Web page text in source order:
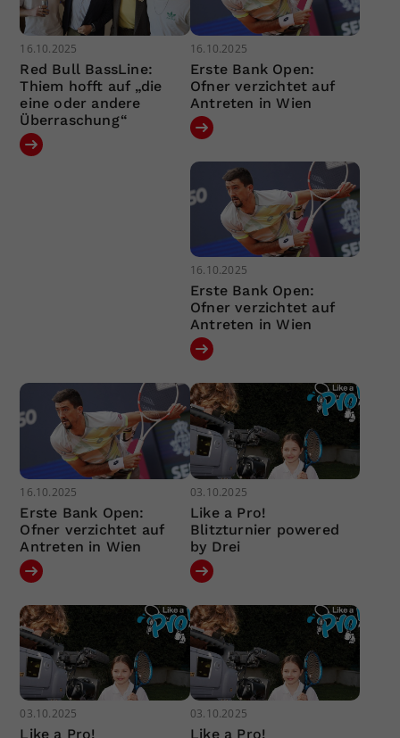
16.10.2025
Red Bull BassLine:
Thiem hofft auf „die
eine oder andere
Überraschung“
16.10.2025
Erste Bank Open:
Ofner verzichtet auf
Antreten in Wien
16.10.2025
Erste Bank Open:
Ofner verzichtet auf
Antreten in Wien
16.10.2025
Erste Bank Open:
Ofner verzichtet auf
Antreten in Wien
03.10.2025
Like a Pro!
Blitzturnier powered
by Drei
03.10.2025
Like a Pro!
03.10.2025
Like a Pro!